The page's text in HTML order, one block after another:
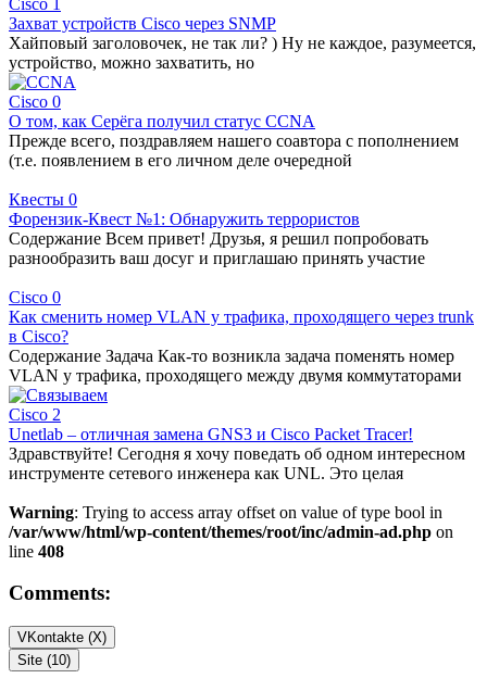
Захват устройств Cisco через SNMP
Хайповый заголовочек, не так ли? ) Ну не каждое, разумеется,
устройство, можно захватить, но
Cisco 0
О том, как Серёга получил статус CCNA
Прежде всего, поздравляем нашего соавтора с пополнением
(т.е. появлением в его личном деле очередной
Квесты 0
Форензик-Квест №1: Обнаружить террористов
Содержание Всем привет! Друзья, я решил попробовать
разнообразить ваш досуг и приглашаю принять участие
Cisco 0
Как сменить номер VLAN у трафика, проходящего через trunk
в Cisco?
Содержание Задача Как-то возникла задача поменять номер
VLAN у трафика, проходящего между двумя коммутаторами
Cisco 2
Unetlab – отличная замена GNS3 и Cisco Packet Tracer!
Здравствуйте! Сегодня я хочу поведать об одном интересном
инструменте сетевого инженера как UNL. Это целая
Warning: Trying to access array offset on value of type bool in
/var/www/html/wp-content/themes/root/inc/admin-ad.php on
line 408
Comments:
VKontakte (X)
Site (10)